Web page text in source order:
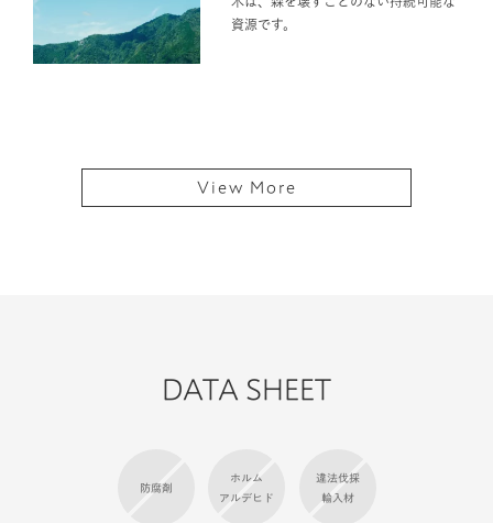
資源です。
View More
DATA SHEET
防腐剤
ホルム
アルデヒド
違法伐採
輸入材